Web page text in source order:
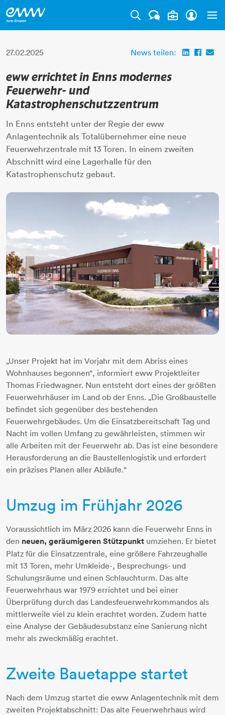
27.02.2025 News teilen:
eww errichtet in Enns modernes
Feuerwehr- und
Katastrophenschutzzentrum
In Enns entsteht unter der Regie der eww
Anlagentechnik als Totalübernehmer eine neue
Feuerwehrzentrale mit 13 Toren. In einem zweiten
Abschnitt wird eine Lagerhalle für den
Katastrophenschutz gebaut.
„Unser Projekt hat im Vorjahr mit dem Abriss eines
Wohnhauses begonnen“, informiert eww Projektleiter
Thomas Friedwagner. Nun entsteht dort eines der größten
Feuerwehrhäuser im Land ob der Enns. „Die Großbaustelle
befindet sich gegenüber des bestehenden
Feuerwehrgebäudes. Um die Einsatzbereitschaft Tag und
Nacht im vollen Umfang zu gewährleisten, stimmen wir
alle Arbeiten mit der Feuerwehr ab. Das ist eine besondere
Herausforderung an die Baustellenlogistik und erfordert
ein präzises Planen aller Abläufe.“
Umzug im Frühjahr 2026
Voraussichtlich im März 2026 kann die Feuerwehr Enns in
den neuen, geräumigeren Stützpunkt umziehen. Er bietet
Platz für die Einsatzzentrale, eine größere Fahrzeughalle
mit 13 Toren, mehr Umkleide-, Besprechungs- und
Schulungsräume und einen Schlauchturm. Das alte
Feuerwehrhaus war 1979 errichtet und bei einer
Überprüfung durch das Landesfeuerwehrkommandos als
mittlerweile viel zu klein erachtet worden. Zudem hatte
eine Analyse der Gebäudesubstanz eine Sanierung nicht
mehr als zweckmäßig erachtet.
Zweite Bauetappe startet
Nach dem Umzug startet die eww Anlagentechnik mit dem
zweiten Projektabschnitt: Das alte Feuerwehrhaus wird